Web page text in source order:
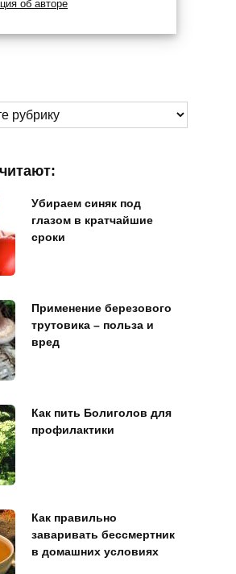
об авторе
Убираем синяк под
глазом в кратчайшие
сроки
Применение березового
трутовика – польза и
вред
Как пить Болиголов для
профилактики
Как правильно
заваривать бессмертник
в домашних условиях